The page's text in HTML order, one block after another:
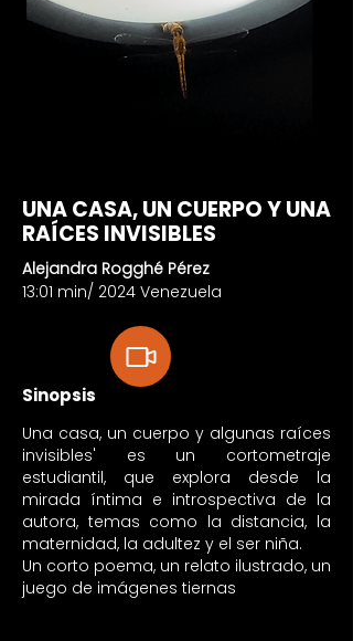
UNA CASA, UN CUERPO Y UNA
RAÍCES INVISIBLES
Alejandra Rogghé Pérez
13:01 min/ 2024 Venezuela
Sinopsis
Una casa, un cuerpo y algunas raíces
invisibles' es un cortometraje
estudiantil, que explora desde la
mirada íntima e introspectiva de la
autora, temas como la distancia, la
maternidad, la adultez y el ser niña.
Un corto poema, un relato ilustrado, un
juego de imágenes tiernas